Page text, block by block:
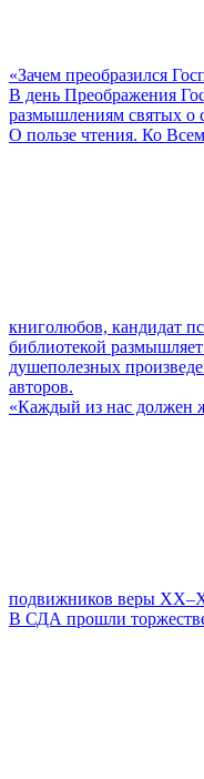
«Зачем преобразился
В день Преображения
размышлениям святых о
О пользе чтения. Ко
книголюбов, кандидат
библиотекой
душеполезных
авторов.
«Каждый из нас должен
подвижников веры
В СДА прошли